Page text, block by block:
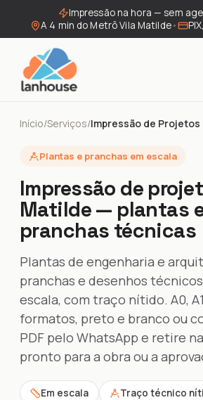
Impressão na hora — sem
A 4 min do Metrô Vila Matilde•
Início/Serviços/Impressão de Projetos
Plantas e pranchas em escala
Impressão de
Matilde — plantas
pranchas técnicas
Plantas de engenharia e
pranchas e desenhos
escala, com traço nítido. A0,
formatos, preto e branco ou
PDF pelo WhatsApp e retire
pronto para a obra ou a
Em escala
Traço técnico